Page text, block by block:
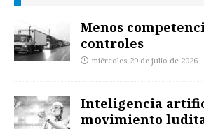
Menos
controles
miércoles 29 de julio de 2026
Inteligencia
movimiento